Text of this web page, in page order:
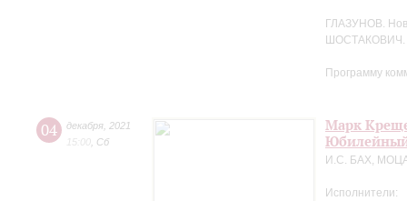
ГЛАЗУНОВ.
ШОСТАКОВИЧ.
Программу
04 декабря 2021
15:00 Сб
Марк
И.С. БАХ,
Исполнители: